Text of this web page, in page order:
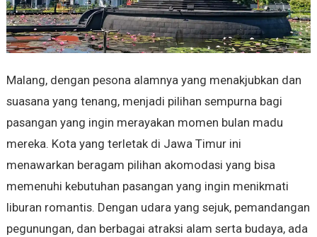
Malang, dengan pesona alamnya yang menakjubkan dan
suasana yang tenang, menjadi pilihan sempurna bagi
pasangan yang ingin merayakan momen bulan madu
mereka. Kota yang terletak di Jawa Timur ini
menawarkan beragam pilihan akomodasi yang bisa
memenuhi kebutuhan pasangan yang ingin menikmati
liburan romantis. Dengan udara yang sejuk, pemandangan
pegunungan, dan berbagai atraksi alam serta budaya, ada